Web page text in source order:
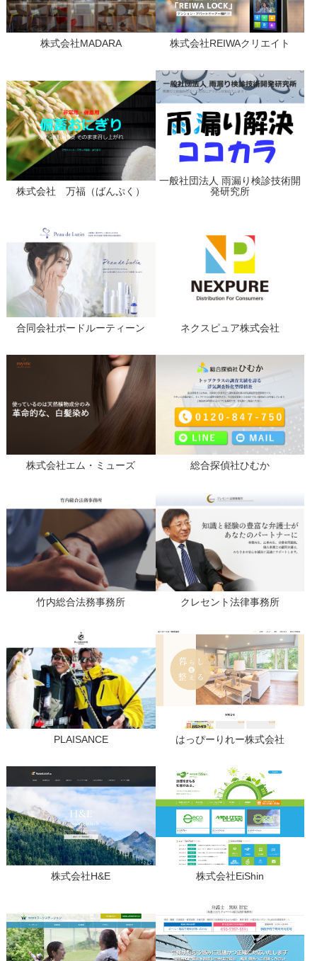
株式会社MADARA 株式会社REIWAクリエイト
株式会社 万福（ばんぷく）
一般社団法人 雨漏り検診技術開
発研究所
合同会社ポードルーティーン ネクスピュア株式会社
株式会社エム・ミューズ 総合探偵社ひむか
竹内総合法務事務所 クレセント法律事務所
PLAISANCE はっぴーりれー株式会社
株式会社H&E 株式会社EiShin